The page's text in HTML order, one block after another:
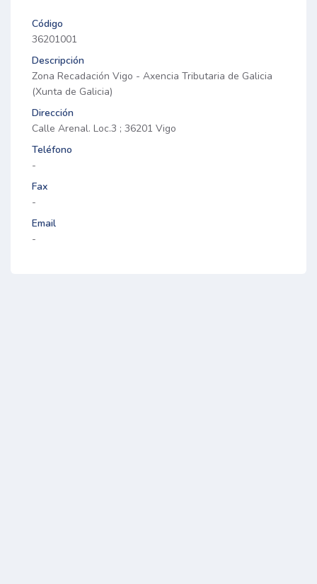
Código
36201001
Descripción
Zona Recadación Vigo - Axencia Tributaria de Galicia
(Xunta de Galicia)
Dirección
Calle Arenal. Loc.3 ; 36201 Vigo
Teléfono
-
Fax
-
Email
-